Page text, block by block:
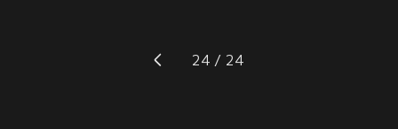
スターの舞台裏を特別に完全密着！
素敵な笑顔から真剣な表情まで、こ 24